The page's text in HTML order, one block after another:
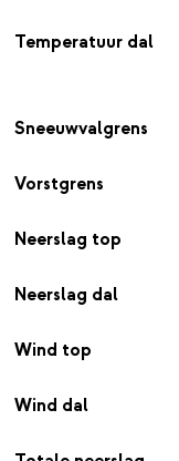
Temperatuur dal
Sneeuwvalgrens
Vorstgrens
Neerslag top
Neerslag dal
Wind top
Wind dal